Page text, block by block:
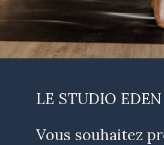
LE STUDIO EDEN
Vous souhaitez